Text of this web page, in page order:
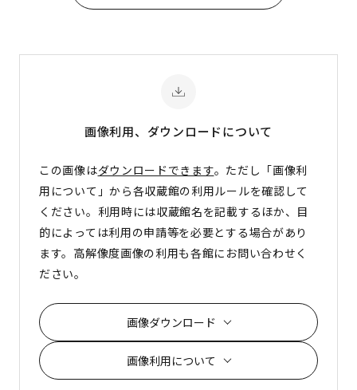
画像利用、ダウンロードについて
この画像はダウンロードできます。ただし「画像利
用について」から各収蔵館の利用ルールを確認して
ください。利用時には収蔵館名を記載するほか、目
的によっては利用の申請等を必要とする場合があり
ます。高解像度画像の利用も各館にお問い合わせく
ださい。
画像ダウンロード
画像利用について